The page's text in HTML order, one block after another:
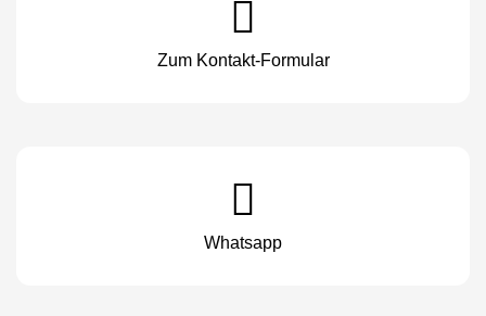
Zum Kontakt-Formular
Whatsapp